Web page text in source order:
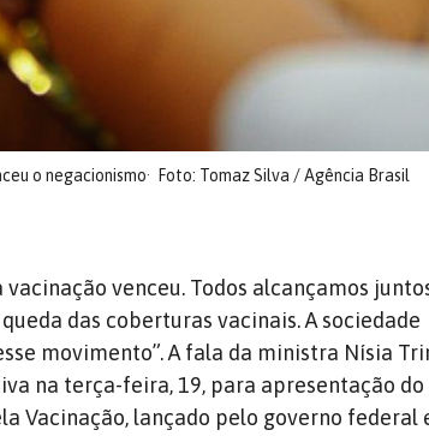
o negacionismo Foto: Tomaz Silva / Agência Brasil
venceu. Todos alcançamos
das coberturas vacinais. A sociedade
movimento”. A fala da ministra Nísia
na terça-feira, 19, para apresentação do
Vacinação, lançado pelo governo federal